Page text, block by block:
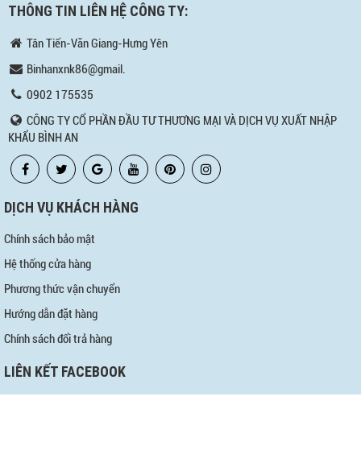
THÔNG TIN LIÊN HỆ CÔNG TY:
Tân Tiến-Văn Giang-Hưng Yên
Binhanxnk86@gmail.
0902 175535
CÔNG TY CỔ PHẦN ĐẦU TƯ THƯƠNG MẠI VÀ DỊCH VỤ XUẤT NHẬP
KHẨU BÌNH AN
DỊCH VỤ KHÁCH HÀNG
Chính sách bảo mật
Hệ thống cửa hàng
Phương thức vận chuyển
Hướng dẫn đặt hàng
Chính sách đổi trả hàng
LIÊN KẾT FACEBOOK